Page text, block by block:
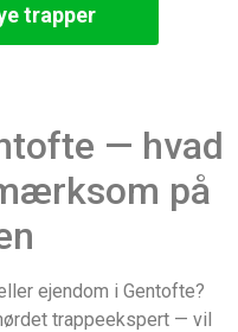
trapper
— hvad
på
ejendom i Gentofte?
trappeekspert — vil